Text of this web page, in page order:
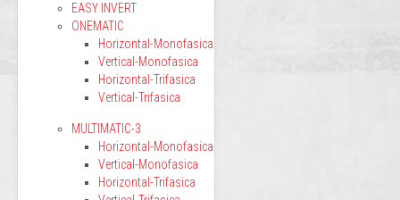
EASY INVERT
ONEMATIC
Horizontal-Monofasica
Vertical-Monofasica
Horizontal-Trifasica
Vertical-Trifasica
MULTIMATIC-3
Horizontal-Monofasica
Vertical-Monofasica
Horizontal-Trifasica